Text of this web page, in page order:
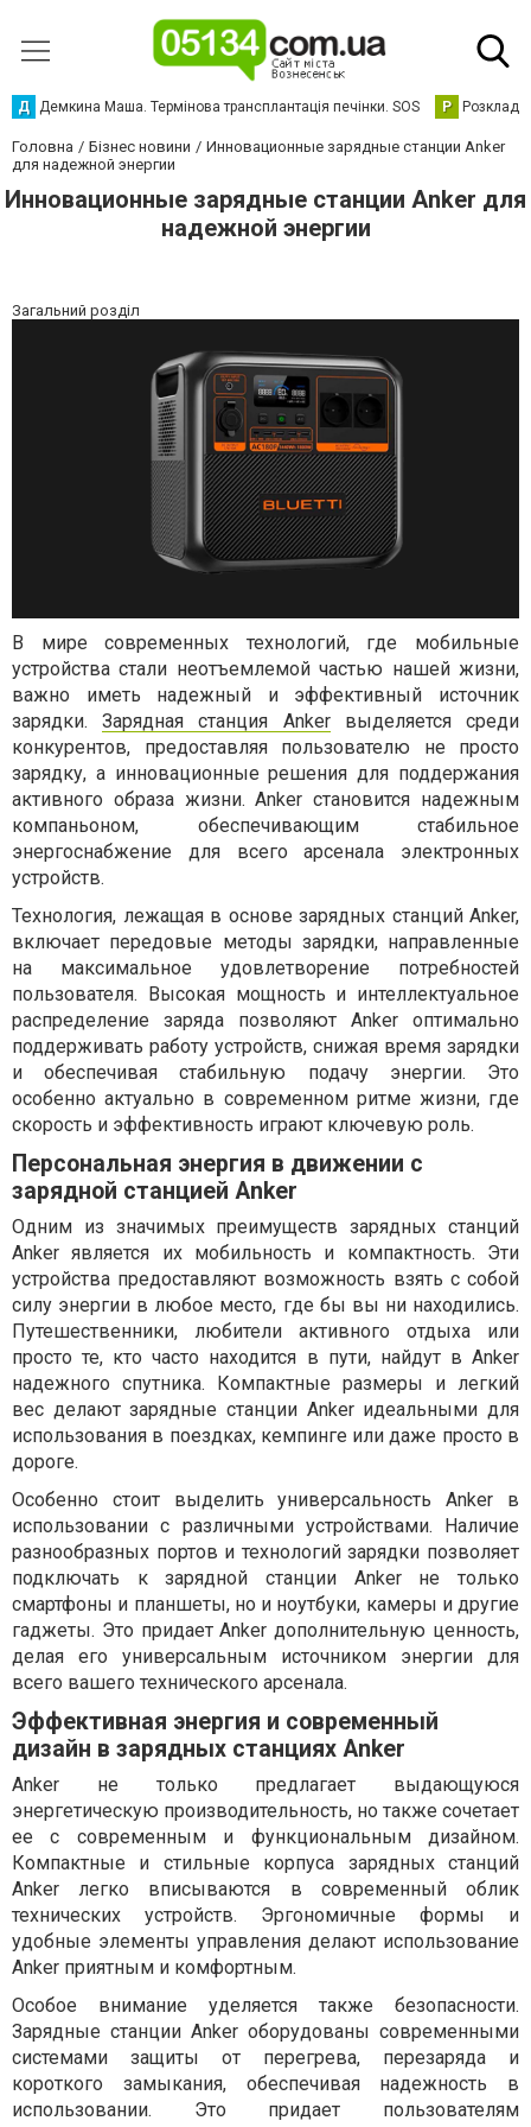
Д Демкина Маша. Термінова трансплантація печінки. SOS Р Розклад
Головна Бізнес новини
Инновационные зарядные станции Аnker
для надежной энергии
Инновационные зарядные станции Аnker для
надежной энергии
Загальний розділ
В мире современных технологий, где мобильные
устройства стали неотъемлемой частью нашей жизни,
важно иметь надежный и эффективный источник
зарядки.Зарядная станция Ankerвыделяется среди
конкурентов, предоставляя пользователю не просто
зарядку, а инновационные решения для поддержания
активного образа жизни. Anker становится надежным
компаньоном, обеспечивающим стабильное
энергоснабжение для всего арсенала электронных
устройств.
Технология, лежащая в основе зарядных станций Anker,
включает передовые методы зарядки, направленные
на максимальное удовлетворение потребностей
пользователя. Высокая мощность и интеллектуальное
распределение заряда позволяют Anker оптимально
поддерживать работу устройств, снижая время зарядки
и обеспечивая стабильную подачу энергии. Это
особенно актуально в современном ритме жизни, где
скорость и эффективность играют ключевую роль.
Персональная энергия в движении с
зарядной станцией Anker
Одним из значимых преимуществ зарядных станций
Anker является их мобильность и компактность. Эти
устройства предоставляют возможность взять с собой
силу энергии в любое место, где бы вы ни находились.
Путешественники, любители активного отдыха или
просто те, кто часто находится в пути, найдут в Anker
надежного спутника. Компактные размеры и легкий
вес делают зарядные станции Anker идеальными для
использования в поездках, кемпинге или даже просто в
дороге.
Особенно стоит выделить универсальность Anker в
использовании с различными устройствами. Наличие
разнообразных портов и технологий зарядки позволяет
подключать к зарядной станции Anker не только
смартфоны и планшеты, но и ноутбуки, камеры и другие
гаджеты. Это придает Anker дополнительную ценность,
делая его универсальным источником энергии для
всего вашего технического арсенала.
Эффективная энергия и современный
дизайн в зарядных станциях Anker
Anker не только предлагает выдающуюся
энергетическую производительность, но также сочетает
ее с современным и функциональным дизайном.
Компактные и стильные корпуса зарядных станций
Anker легко вписываются в современный облик
технических устройств. Эргономичные формы и
удобные элементы управления делают использование
Anker приятным и комфортным.
Особое внимание уделяется также безопасности.
Зарядные станции Anker оборудованы современными
системами защиты от перегрева, перезаряда и
короткого замыкания, обеспечивая надежность в
использовании. Это придает пользователям